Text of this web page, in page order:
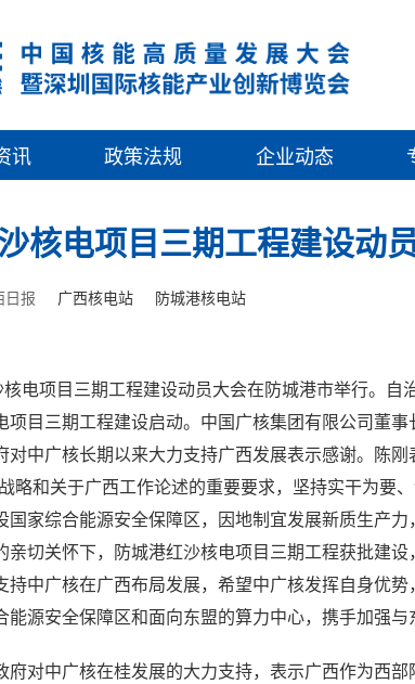
讯 政策法规 企业动态
核电项目三期工程建设动
日报 广西核电站 防城港核电站
电项目三期工程建设动员大会在防城港市举行。自
目三期工程建设启动。中国广核集团有限公司董事
对中广核长期以来大力支持广西发展表示感谢。陈
略和关于广西工作论述的重要要求，坚持实干为要
国家综合能源安全保障区，因地制宜发展新质生产
亲切关怀下，防城港红沙核电项目三期工程获批建
持中广核在广西布局发展，希望中广核发挥自身优
能源安全保障区和面向东盟的算力中心，携手加强与
府对中广核在桂发展的大力支持，表示广西作为西